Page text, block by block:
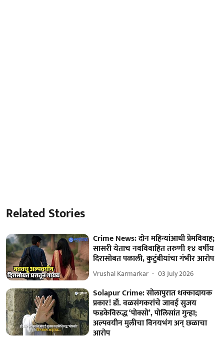
Related Stories
Crime News: दोन महिन्यांआधी प्रेमविवाह;
सासरी येताच नवविवाहित तरुणी १४ वर्षीय
दिरासोबत पळाली, कुटुंबीयांचा गंभीर आरोप
Vrushal Karmarkar 03 July 2026
Solapur Crime: सोलापुरात धक्कादायक
प्रकार! डॉ. वळसंगकरांचे जावई सुजय
फडकेविरुद्ध ‘पोक्सो’, पोलिसांत गुन्हा;
अल्पवयीन मुलीचा विनयभंग अन्‌ छळाचा
आरोप